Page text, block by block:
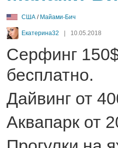
США / Майами-Бич
Екатерина32 10.05.2018
Серфинг
бесплатно.
Дайвинг от
Аквапарк от